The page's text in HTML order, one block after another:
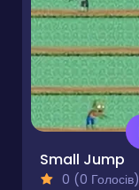
Small Jump
0 (0 Голосів)